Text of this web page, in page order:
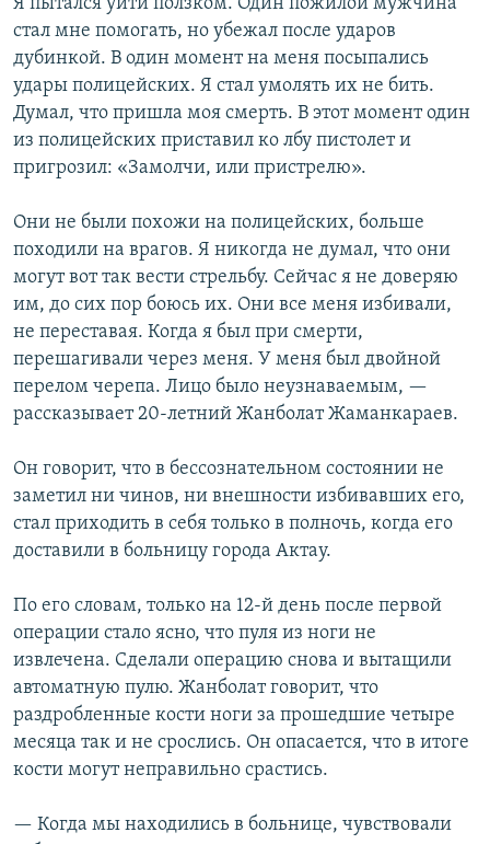
Я пытался уйти ползком. Один пожилой мужчина
стал мне помогать, но убежал после ударов
дубинкой. В один момент на меня посыпались
удары полицейских. Я стал умолять их не бить.
Думал, что пришла моя смерть. В этот момент один
из полицейских приставил ко лбу пистолет и
пригрозил: «Замолчи, или пристрелю».
Они не были похожи на полицейских, больше
походили на врагов. Я никогда не думал, что они
могут вот так вести стрельбу. Сейчас я не доверяю
им, до сих пор боюсь их. Они все меня избивали,
не переставая. Когда я был при смерти,
перешагивали через меня. У меня был двойной
перелом черепа. Лицо было неузнаваемым, —
рассказывает 20-летний Жанболат Жаманкараев.
Он говорит, что в бессознательном состоянии не
заметил ни чинов, ни внешности избивавших его,
стал приходить в себя только в полночь, когда его
доставили в больницу города Актау.
По его словам, только на 12-й день после первой
операции стало ясно, что пуля из ноги не
извлечена. Сделали операцию снова и вытащили
автоматную пулю. Жанболат говорит, что
раздробленные кости ноги за прошедшие четыре
месяца так и не срослись. Он опасается, что в итоге
кости могут неправильно срастись.
— Когда мы находились в больнице, чувствовали